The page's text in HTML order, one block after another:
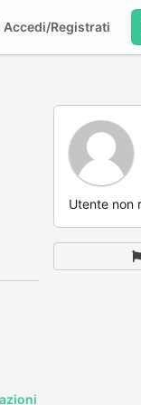
Accedi/Registrati
Utente non